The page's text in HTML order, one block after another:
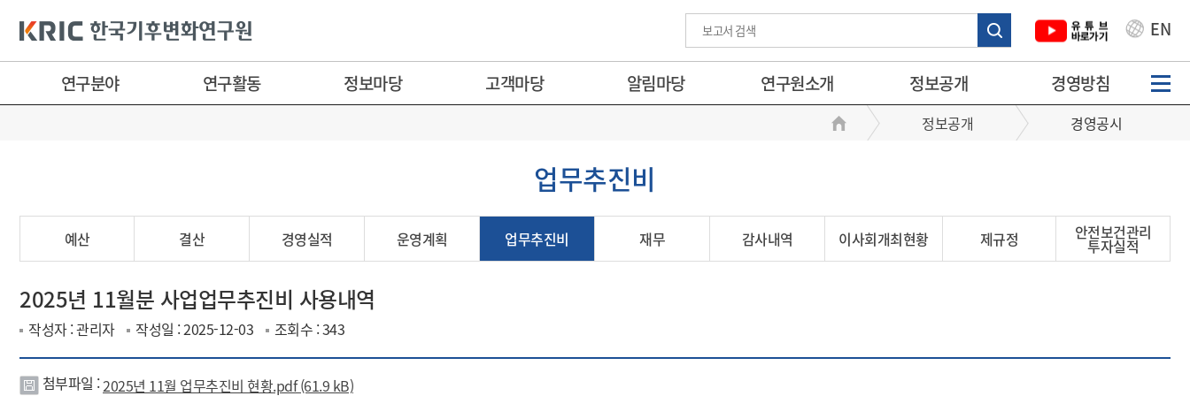
EN
연구분야 연구활동 정보마당 고객마당 알림마당 연구원소개 정보공개 경영방침
정보공개 경영공시
업무추진비
예산 결산 경영실적 운영계획 업무추진비 재무 감사내역 이사회개최현황 제규정 안전보건관리
투자실적
2025년 11월분 사업업무추진비 사용내역
작성자 : 관리자 작성일 : 2025-12-03 조회수 : 343
첨부파일 :2025년 11월 업무추진비 현황.pdf (61.9 kB)